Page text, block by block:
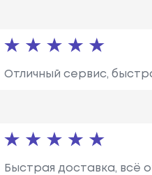
Отличный сервис,
Быстрая доставка, всё